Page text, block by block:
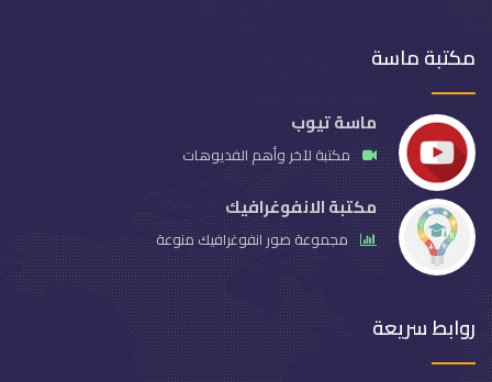
مكتبة ماسة
ماسة تيوب
مكتبة لآخر وأهم الفديوهات
مكتبة الانفوغرافيك
مجموعة صور انفوغرافيك منوعة
روابط سريعة